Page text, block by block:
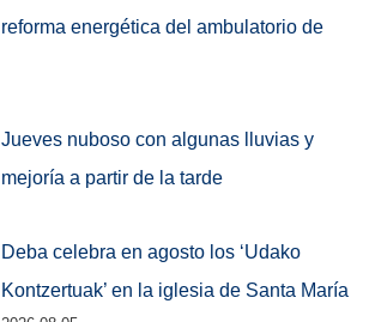
reforma energética del ambulatorio de
Jueves nuboso con algunas lluvias y
mejoría a partir de la tarde
Deba celebra en agosto los ‘Udako
Kontzertuak’ en la iglesia de Santa María